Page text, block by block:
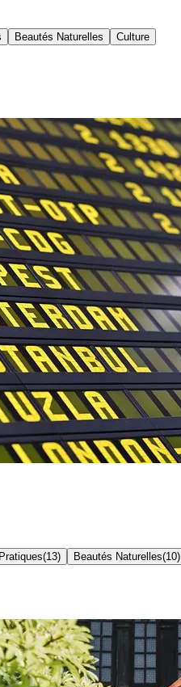
Beautés Naturelles Culture
(13) Beautés Naturelles(10)